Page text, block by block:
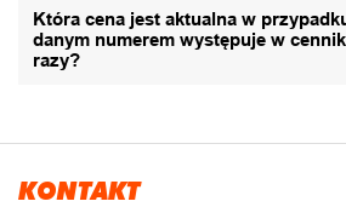
Która cena jest aktualna w
danym numerem występuje w
razy?
KONTAKT